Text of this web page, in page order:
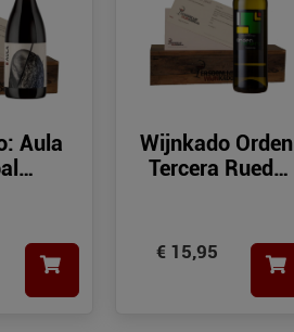
Aula
Wijnkado Orden
Tercera Rueda
€ 15,95